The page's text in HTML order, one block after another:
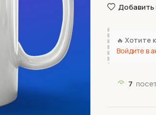
Добавить
🔥 Хотите
Войдите в
7